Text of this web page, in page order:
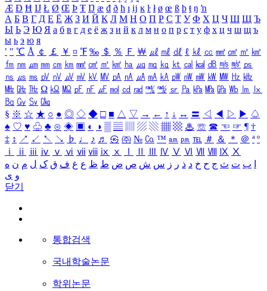
Æ Ð Ħ Ĳ Ł Ø Œ Þ Ŧ Ŋ æ đ ð ħ ı ĳ ĸ ŀ ł ø œ ß þ ŧ ŋ ŉ
А Б В Г Д Е Ё Ж З И Й К Л М Н О П Р С Т У Ф Х Ц Ч Ш Щ Ъ
Ы Ь Э Ю Я а б в г д е ё ж з и й к л м н о п р с т у ф х ц ч ш щ ъ
ы ь э ю я
′ ″ ℃ Å ￠ ￡ ￥ ¤ ℉ ‰ ＄ ％ Ｆ ￦ ㎕ ㎖ ㎗ ℓ ㎘ ㏄ ㎣ ㎤ ㎥ ㎦
㎙ ㎚ ㎛ ㎜ ㎝ ㎞ ㎟ ㎠ ㎡ ㎢ ㏊ ㎍ ㎎ ㎏ ㏏ ㎈ ㎉ ㏈ ㎧ ㎨ ㎰
㎱ ㎲ ㎳ ㎴ ㎵ ㎶ ㎷ ㎸ ㎹ ㎀ ㎁ ㎂ ㎃ ㎄ ㎺ ㎻ ㎽ ㎾ ㎿ ㎐ ㎑
㎒ ㎓ ㎔ Ω ㏀ ㏁ ㎊ ㎋ ㎌ ㏖ ㏅ ㎭ ㎮ ㎯ ㏛ ㎩ ㎪ ㎫ ㎬ ㏝ ㏐
㏓
㏃ ㏉ ㏜ ㏆
§ ※ ☆ ★ ○ ● ◎ ◇ ◆ □ ■ △ ▽ → ← ↑ ↓ ↔ 〓 ◁ ◀ ▷ ▶ ♤
♠ ♡ ♥ ♧ ♣ ⊙ ◈ ▣ ◐ ◑ ▒ ▤ ▨ ▧ ▦ ▩ ♨ ☏ ☎ ☜ ☞ ¶ †
‡ ↕ ↗ ↙ ↖ ↘ ♭ ♩ ♪ ♬ ㉿ ㈜ № ㏇ ™ ㏂ ㏘ ℡ ＃ ＆ ＊ ＠ ª º
ⅰ
ⅱ ⅲ ⅳ ⅴ ⅵ ⅶ ⅷ ⅸ ⅹ Ⅳ Ⅴ Ⅵ Ⅶ Ⅷ Ⅸ Ⅹ
ب ت ث ج ح خ د ذ ر ز س ش ص ض ط ظ ع غ ف ق ک ل م ن ه
و ی
닫기
통합검색
국내학술논문
학위논문